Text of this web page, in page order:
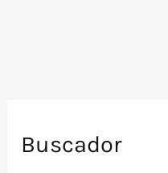
Buscador